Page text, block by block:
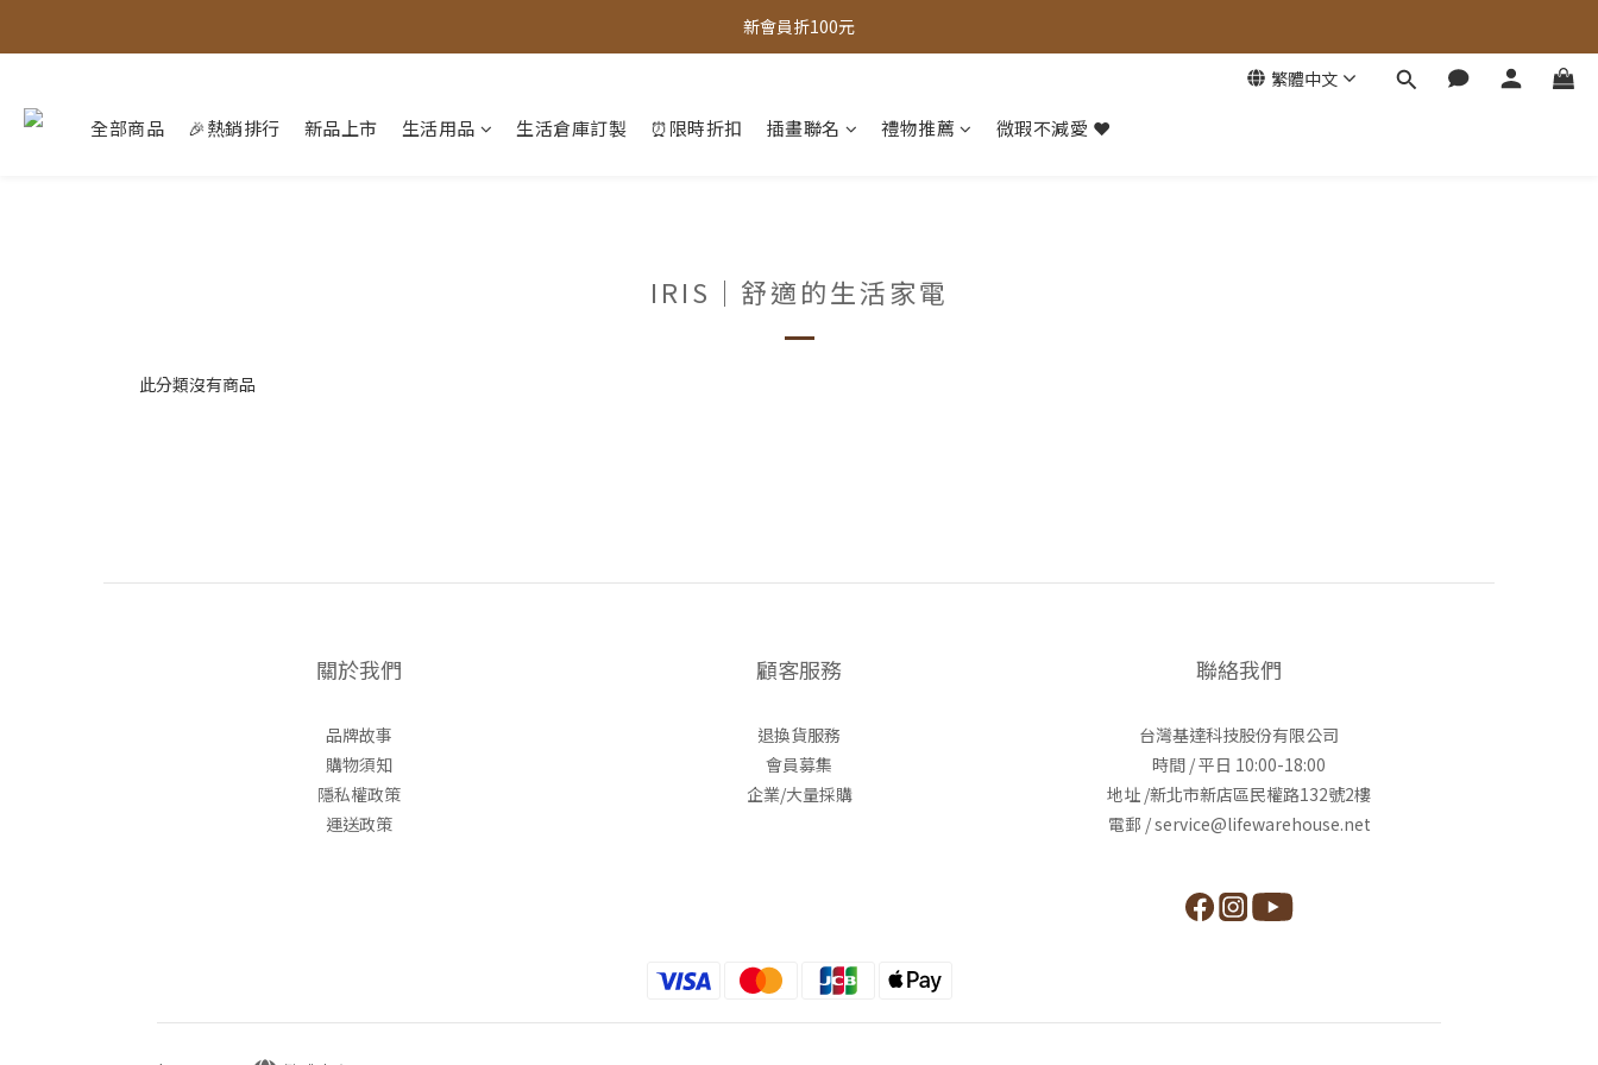
全館，滿888超取免運｜滿1500宅配免運
新會員折100元
全館，滿888超取免運｜滿1500宅配免運
繁體中文
全部商品 🎉熱銷排行 新品上市 生活用品 生活倉庫訂製 ⏰限時折扣 插畫聯名 禮物推薦 微瑕不減愛 ❤️
IRIS｜舒適的生活家電
此分類沒有商品
關於我們
品牌故事
購物須知
隱私權政策
運送政策
顧客服務
退換貨服務
會員募集
企業/大量採購
聯絡我們
台灣基達科技股份有限公司
時間 / 平日 10:00-18:00
地址 /新北市新店區民權路132號2樓
電郵 / service@lifewarehouse.net